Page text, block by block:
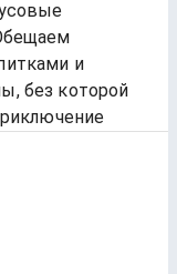
и
без которой